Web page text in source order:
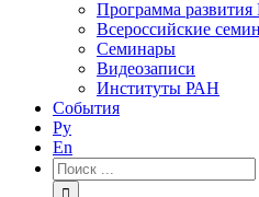
Программа
Всероссийские
Семинары
Видеозаписи
Институты РАН
События
Ру
En
Результат
поиска: